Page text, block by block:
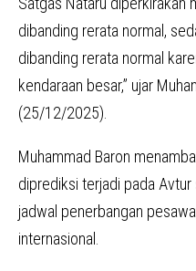
dibanding rerata normal,
dibanding rerata normal
kendaraan besar,” ujar
(25/12/2025).
Muhammad Baron
diprediksi terjadi pada
jadwal penerbangan
internasional.